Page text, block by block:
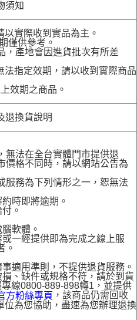
須知
實際收到實品為主。
僅供參考。
產地會因進貨批次有所差
指定效期，請以收到實際商品
效期之商品。
退換貨說明
無法在全台實體門市提供退
價格不同時，請以網站公告為
服務為下列情形之一，恕無法
時即將逾期。
。
軟體。
一經提供即為完成之線上服
。
適用準則，不提供退貨服務。
、缺件或規格不符，請於到貨
線0800-889-898轉1，並提供
方粉絲專頁 ，該商品仍需回收
為您協助，盡速為您辦理退換